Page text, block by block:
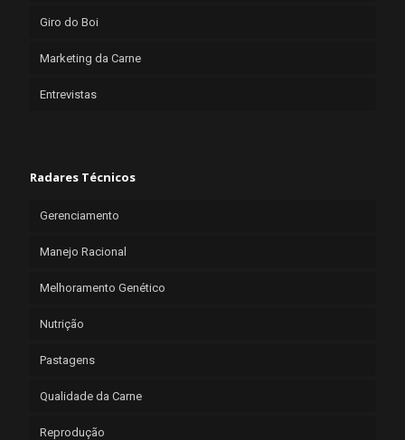
Giro do Boi
Marketing da Carne
Entrevistas
Radares Técnicos
Gerenciamento
Manejo Racional
Melhoramento Genético
Nutrição
Pastagens
Qualidade da Carne
Reprodução